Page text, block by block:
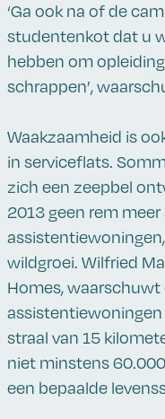
‘Ga ook na of de
studentenkot dat u
hebben om
schrappen’,
Waakzaamheid is
in serviceflats.
zich een zeepbel
2013 geen rem
wildgroei. Wilfried
Homes, waarschuwt
assistentiewoningen
straal van 15
niet minstens
een bepaalde